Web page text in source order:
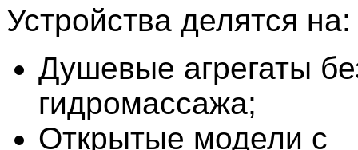
Устройства делятся на:
Душевые агрегаты
гидромассажа;
Открытые модели с